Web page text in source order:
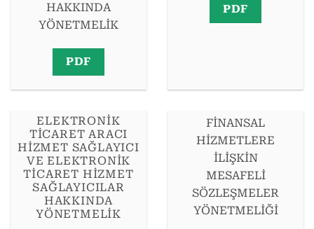
HAKKINDA
YÖNETMELİK
PDF
PDF
ELEKTRONIK
TICARET ARACI
HIZMET SAĞLAYICI
VE ELEKTRONIK
TICARET HIZMET
SAĞLAYICILAR
HAKKINDA
YÖNETMELIK
FİNANSAL
HİZMETLERE
İLİŞKİN
MESAFELİ
SÖZLEŞMELER
YÖNETMELİĞİ